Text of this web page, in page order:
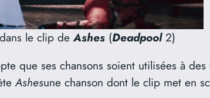
le clip deAshes (Deadpool2)
que ses chansons soient utilisées à
Ashesune chanson dont le clip met en